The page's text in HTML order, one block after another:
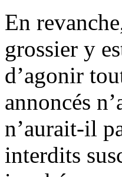
En
grossier y
d’agonir
annoncés
n’aurait-il
interdits